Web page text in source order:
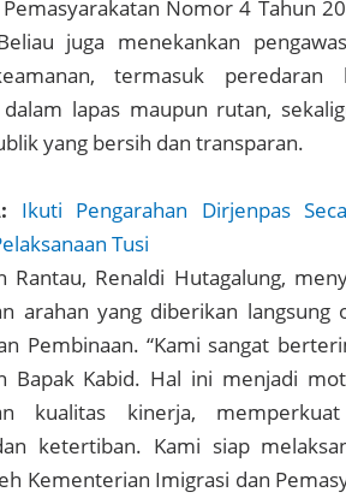
Nomor 4 Tahun
juga menekankan
termasuk peredaran
lapas maupun rutan,
yang bersih dan transparan.
Ikuti Pengarahan Dirjenpas
Tusi
Rantau, Renaldi Hutagalung,
arahan yang diberikan langsung
Pembinaan. “Kami sangat
Bapak Kabid. Hal ini menjadi
kualitas kinerja,
ketertiban. Kami siap
Kementerian Imigrasi dan